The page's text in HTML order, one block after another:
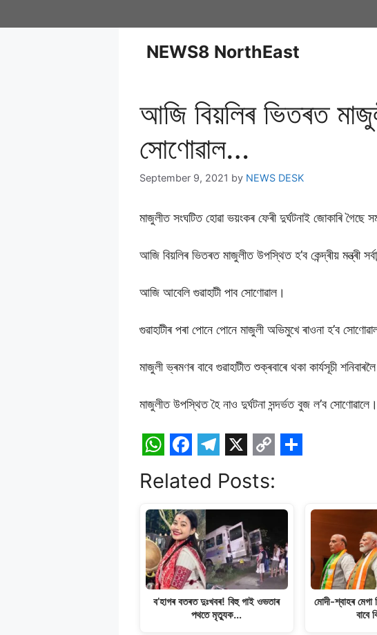
NEWS8 NorthEast
আজি বিয়লিৰ ভিতৰত
সোণোৱাল…
September 9, 2021 by NEWS DESK
মাজুলীত সংঘটিত হোৱা ভয়ংকৰ ফেৰী দুৰ্ঘটনাই জোকাৰি গৈছে
আজি বিয়লিৰ ভিতৰত মাজুলীত উপস্থিত হ’ব কেন্দ্ৰীয় মন্ত্ৰী
আজি আবেলি গুৱাহাটী পাব সোণোৱাল।
গুৱাহাটীৰ পৰা পোনে পোনে মাজুলী অভিমুখে ৰাওনা হ’ব
মাজুলী ভ্ৰমণৰ বাবে গুৱাহাটীত শুক্ৰবাৰে থকা কাৰ্যসূচী
মাজুলীত উপস্থিত হৈ নাও দুৰ্ঘটনা সন্দৰ্ভত বুজ ল’ব সোণোৱালে।
h
a
t
s
A
p
a
c
e
b
o
o
e
l
e
g
r
a
m
o
p
y
L
i
n
a
e
Related Posts:
ব’হাগৰ বতৰত দুঃখবৰ! বিহু গাই ওভতাৰ
পথতে মৃত্যুক…
মোদী-শ্বাহৰ মেগা
বাবে